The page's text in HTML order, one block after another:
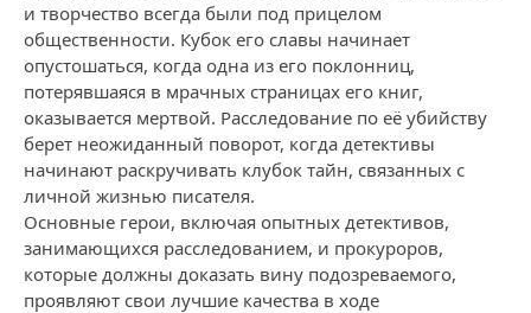
и творчество всегда были под прицелом
общественности. Кубок его славы начинает
опустошаться, когда одна из его поклонниц,
потерявшаяся в мрачных страницах его книг,
оказывается мертвой. Расследование по её убийству
берет неожиданный поворот, когда детективы
начинают раскручивать клубок тайн, связанных с
личной жизнью писателя.
Основные герои, включая опытных детективов,
занимающихся расследованием, и прокуроров,
которые должны доказать вину подозреваемого,
проявляют свои лучшие качества в ходе